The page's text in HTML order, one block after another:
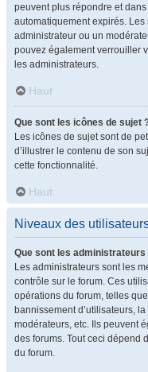
peuvent plus répondre et
automatiquement expirés.
administrateur ou un
pouvez également verrouiller
les administrateurs.
Haut
Que sont les icônes de sujet
Les icônes de sujet sont de
d’illustrer le contenu de son
cette fonctionnalité.
Haut
Niveaux des
Que sont les administrateurs
Les administrateurs sont les
contrôle sur le forum. Ces
opérations du forum, telles
bannissement d’utilisateurs,
modérateurs, etc. Ils peuvent
des forums. Tout ceci dépend
du forum.